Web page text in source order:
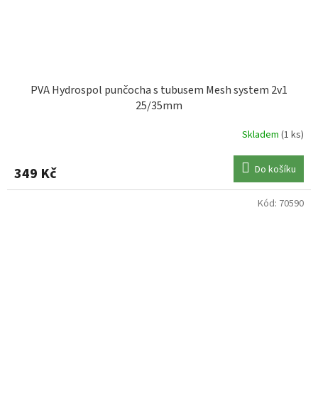
PVA Hydrospol punčocha s tubusem Mesh system 2v1
25/35mm
Skladem (1 ks)
349 Kč Do košíku
Kód: 70590